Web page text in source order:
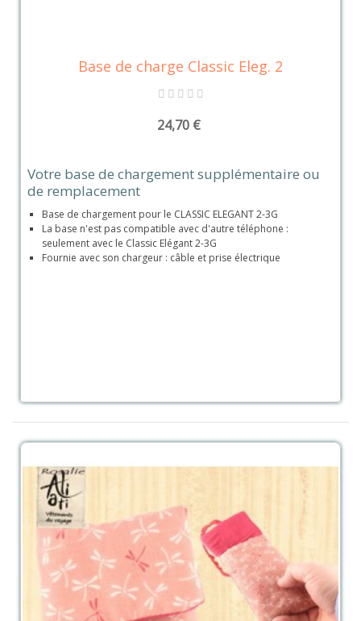
Base de charge Classic Eleg. 2
24,70 €
Votre base de chargement supplémentaire ou
de remplacement
Base de chargement pour le CLASSIC ELEGANT 2-3G
La base n'est pas compatible avec d'autre téléphone :
seulement avec le Classic Elégant 2-3G
Fournie avec son chargeur : câble et prise électrique